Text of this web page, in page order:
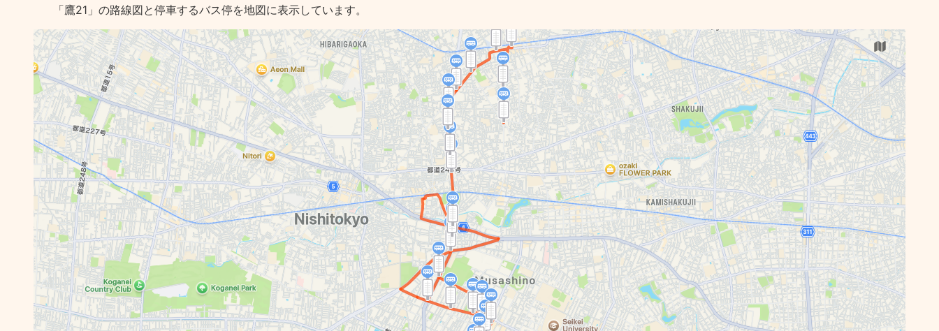
「鷹21」の路線図と停車するバス停を地図に表示しています。